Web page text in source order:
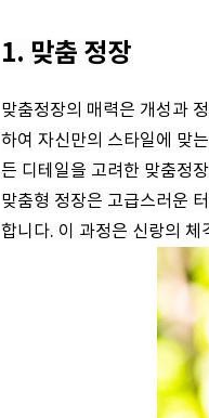
1. 맞춤 정장
맞춤정장의 매력은 개성과
하여 자신만의 스타일에 맞
든 디테일을 고려한 맞춤정
맞춤형 정장은 고급스러운
합니다. 이 과정은 신랑의